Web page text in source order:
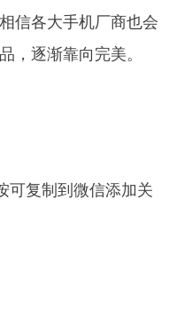
信各大手机厂商也会
，逐渐靠向完美。
可复制到微信添加关